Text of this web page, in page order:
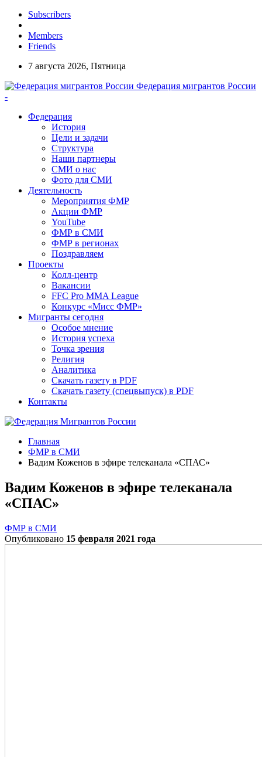
Subscribers
Members
Friends
7 августа 2026, Пятница
Федерация мигрантов России
-
Федерация
История
Цели и задачи
Структура
Наши партнеры
СМИ о нас
Фото для СМИ
Деятельность
Мероприятия ФМР
Акции ФМР
YouTube
ФМР в СМИ
ФМР в регионах
Поздравляем
Проекты
Колл-центр
Вакансии
FFC Pro MMA League
Конкурс «Мисс ФМР»
Мигранты сегодня
Особое мнение
История успеха
Точка зрения
Религия
Аналитика
Скачать газету в PDF
Скачать газету (спецвыпуск) в PDF
Контакты
Главная
ФМР в СМИ
Вадим Коженов в эфире телеканала «СПАС»
Вадим Коженов в эфире телеканала
«СПАС»
ФМР в СМИ
Опубликовано 15 февраля 2021 года